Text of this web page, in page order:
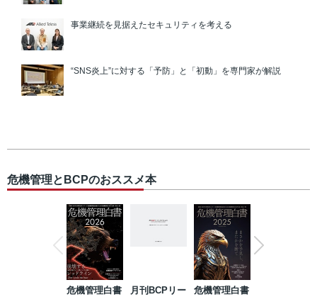
事業継続を見据えたセキュリティを考える
“SNS炎上”に対する「予防」と「初動」を専門家が解説
危機管理とBCPのおススメ本
危機管理白書
月刊BCPリー
危機管理白書